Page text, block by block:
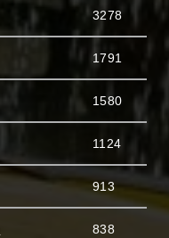
3278
1791
1580
1124
913
838